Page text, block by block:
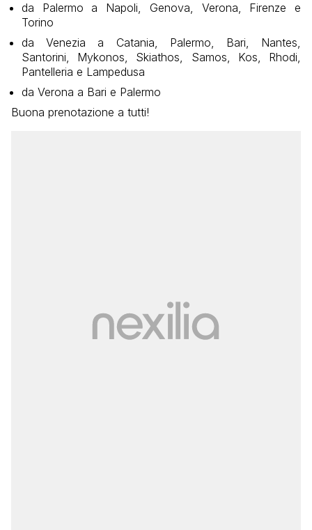
da Palermo a Napoli, Genova, Verona, Firenze e
Torino
da Venezia a Catania, Palermo, Bari, Nantes,
Santorini, Mykonos, Skiathos, Samos, Kos, Rhodi,
Pantelleria e Lampedusa
da Verona a Bari e Palermo
Buona prenotazione a tutti!